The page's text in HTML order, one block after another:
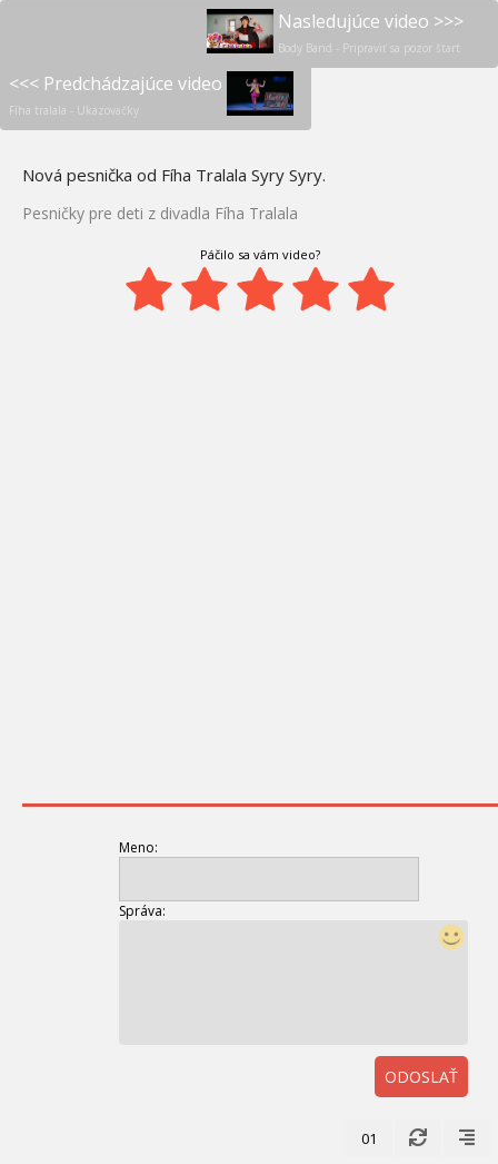
Nasledujúce video >>>
Body Band - Pripraviť sa pozor štart
<<< Predchádzajúce video
Fíha tralala - Ukazovačky
Nová pesnička od Fíha Tralala Syry Syry.
Pesničky pre deti z divadla Fíha Tralala
Páčilo sa vám video?
Meno:
Správa:
ODOSLAŤ
01